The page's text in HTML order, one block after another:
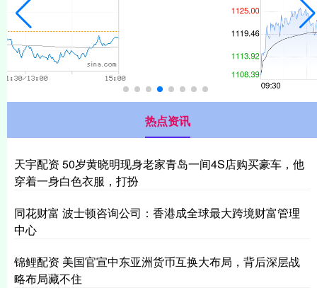
热点资讯
天宇配资 50岁黄晓明现身老家青岛一间4S店购买豪车，他
穿着一身白色衣服，打扮
同花财富 波士顿咨询公司：香港成全球最大跨境财富管理
中心
锦鲤配资 美国官宣中东亚洲货币互换大布局，背后深层战
略布局藏不住